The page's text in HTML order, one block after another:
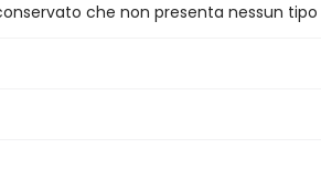
che non presenta nessun tipo